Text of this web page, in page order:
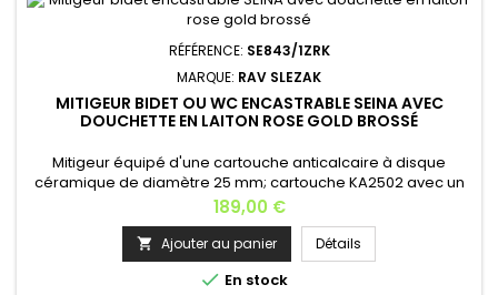
RÉFÉRENCE: SE843/1ZRK
MARQUE: RAV SLEZAK
MITIGEUR BIDET OU WC ENCASTRABLE SEINA AVEC
DOUCHETTE EN LAITON ROSE GOLD BROSSÉ
Mitigeur équipé d'une cartouche anticalcaire à disque
céramique de diamètre 25 mm; cartouche KA2502 avec un
aérateur en caoutchouc qui empêche le dépôt du
calcaire.Matière: laiton Finition: rose gold brossé .5: pas 150
mm Cartouche: KA2502 , 25 mm Profondeur: 15 cm Largeur: 7
cm Hauteur: 15 cm Longueur du flexible: 100 cm Poids: 1,5
kg Installation: à...
Prix
189,00 €
 Ajouter au panier Détails
 En stock